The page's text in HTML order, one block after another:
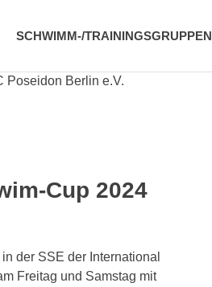
SCHWIMM-/TRAININGSGRUPPEN
Cup 2024
der SSE der International
Freitag und Samstag mit